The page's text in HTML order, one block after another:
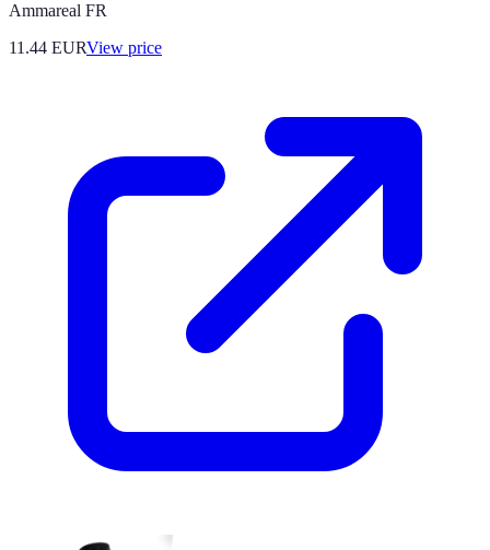
Ammareal FR
11.44 EURView price